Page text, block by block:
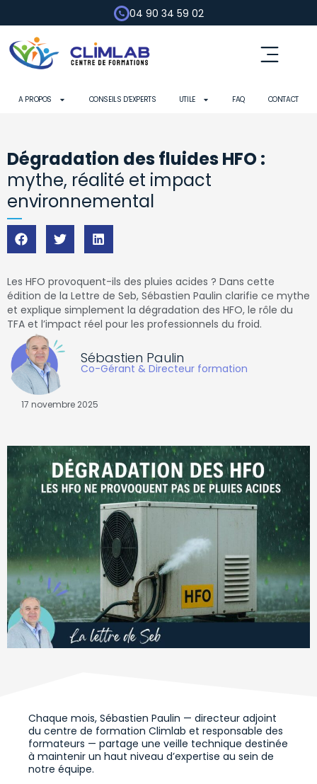
04 90 34 59 02
A PROPOS CONSEILS D’EXPERTS UTILE FAQ CONTACT
Dégradation des fluides HFO :
mythe, réalité et impact
environnemental
Les HFO provoquent-ils des pluies acides ? Dans cette
édition de la Lettre de Seb, Sébastien Paulin clarifie ce mythe
et explique simplement la dégradation des HFO, le rôle du
TFA et l’impact réel pour les professionnels du froid.
Sébastien Paulin
Co-Gérant & Directeur formation
17 novembre 2025
Chaque mois, Sébastien Paulin — directeur adjoint
du centre de formation Climlab et responsable des
formateurs — partage une veille technique destinée
à maintenir un haut niveau d’expertise au sein de
notre équipe.